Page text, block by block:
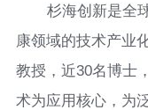
杉海创新是全
康领域的技术产业
教授，近30名博士
术为应用核心，为